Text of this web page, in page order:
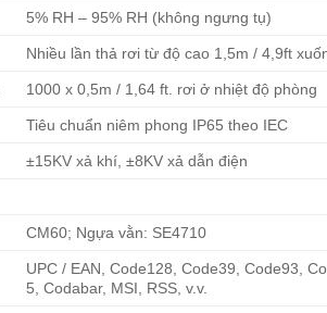
5% RH – 95% RH (không ngưng tụ)
Nhiều lần thả rơi từ độ cao 1,5m / 4,9ft
1000 x 0,5m / 1,64 ft. rơi ở nhiệt độ phòng
Tiêu chuẩn niêm phong IP65 theo IEC
±15KV xả khí, ±8KV xả dẫn điện
CM60; Ngựa vằn: SE4710
UPC / EAN, Code128, Code39, Code93,
5, Codabar, MSI, RSS, v.v.